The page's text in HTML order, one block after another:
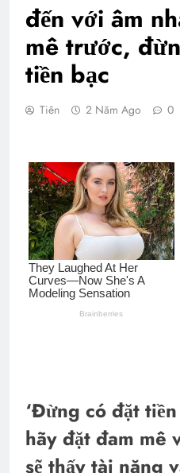
đến với âm
mê trước,
tiền bạc
Tiên 2 Năm Ago 0
‘Đừng có đặt
hãy đặt đam mê
sẽ thấy tài năng